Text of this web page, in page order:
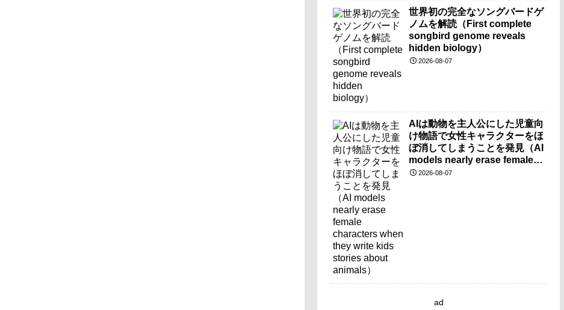
世界初の完全なソングバードゲ
ノムを解読（First complete
songbird genome reveals
hidden biology）
2026-08-07
AIは動物を主人公にした児童向
け物語で女性キャラクターをほ
ぼ消してしまうことを発見（AI
models nearly erase female
characters when they write
2026-08-07
ad